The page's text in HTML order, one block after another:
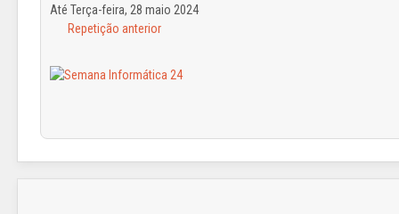
Até Terça-feira, 28 maio 2024
Repetição anterior